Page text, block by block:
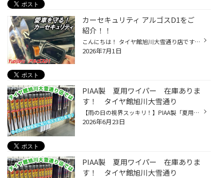
カーセキュリティ アルゴスD1をご
紹介！！
こんにちは！ タイヤ館旭川大雪通り店です！ 「トヨタ ランドクルーザー250」に 愛車を守る最新の対策 カーセキュリティ【Yupiteru アルゴスD1】 をお取り付けいたしましたのでご紹介いたします！ ➡自動車盗難を防ぐ心強い味方！ ＞＞＞Yupiteru アルゴスD1 メーカーHPをみてみる ➡トヨタ車/レクサ...
2026年7月1日
PIAA製 夏用ワイパー 在庫ありま
す！ タイヤ館旭川大雪通り
【雨の日の視界スッキリ！】PIAA製「夏用ワイパー」 「最近、ワイパーの拭きムラが気になる…」 「雨の日に動かすと、ガガガッと音がする…」 そんな症状はありませんか？ 強い日差しや熱で硬くなったワイパーゴムは、本来の性能を発揮できません。 タイヤ館では、信頼のブランド「PIAA（ピア）」の高...
2026年6月23日
PIAA製 夏用ワイパー 在庫ありま
す！ タイヤ館旭川大雪通り